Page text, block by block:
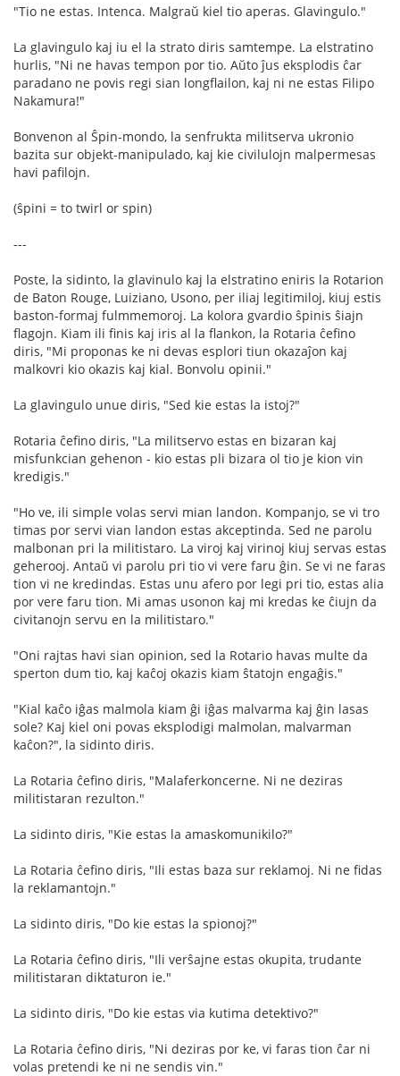
"Tio ne estas. Intenca. Malgraŭ kiel tio aperas. Glavingulo."
La glavingulo kaj iu el la strato diris samtempe. La elstratino
hurlis, "Ni ne havas tempon por tio. Aŭto ĵus eksplodis ĉar
paradano ne povis regi sian longflailon, kaj ni ne estas Filipo
Nakamura!"
Bonvenon al Ŝpin-mondo, la senfrukta militserva ukronio
bazita sur objekt-manipulado, kaj kie civilulojn malpermesas
havi pafilojn.
(ŝpini = to twirl or spin)
---
Poste, la sidinto, la glavinulo kaj la elstratino eniris la Rotarion
de Baton Rouge, Luiziano, Usono, per iliaj legitimiloj, kiuj estis
baston-formaj fulmmemoroj. La kolora gvardio ŝpinis ŝiajn
flagojn. Kiam ili finis kaj iris al la flankon, la Rotaria ĉefino
diris, "Mi proponas ke ni devas esplori tiun okazaĵon kaj
malkovri kio okazis kaj kial. Bonvolu opinii."
La glavingulo unue diris, "Sed kie estas la istoj?"
Rotaria ĉefino diris, "La militservo estas en bizaran kaj
misfunkcian gehenon - kio estas pli bizara ol tio je kion vin
kredigis."
"Ho ve, ili simple volas servi mian landon. Kompanjo, se vi tro
timas por servi vian landon estas akceptinda. Sed ne parolu
malbonan pri la militistaro. La viroj kaj virinoj kiuj servas estas
geherooj. Antaŭ vi parolu pri tio vi vere faru ĝin. Se vi ne faras
tion vi ne kredindas. Estas unu afero por legi pri tio, estas alia
por vere faru tion. Mi amas usonon kaj mi kredas ke ĉiujn da
civitanojn servu en la militistaro."
"Oni rajtas havi sian opinion, sed la Rotario havas multe da
sperton dum tio, kaj kaĉoj okazis kiam ŝtatojn engaĝis."
"Kial kaĉo iĝas malmola kiam ĝi iĝas malvarma kaj ĝin lasas
sole? Kaj kiel oni povas eksplodigi malmolan, malvarman
kaĉon?", la sidinto diris.
La Rotaria ĉefino diris, "Malaferkoncerne. Ni ne deziras
militistaran rezulton."
La sidinto diris, "Kie estas la amaskomunikilo?"
La Rotaria ĉefino diris, "Ili estas baza sur reklamoj. Ni ne fidas
la reklamantojn."
La sidinto diris, "Do kie estas la spionoj?"
La Rotaria ĉefino diris, "Ili verŝajne estas okupita, trudante
militistaran diktaturon ie."
La sidinto diris, "Do kie estas via kutima detektivo?"
La Rotaria ĉefino diris, "Ni deziras por ke, vi faras tion ĉar ni
volas pretendi ke ni ne sendis vin."